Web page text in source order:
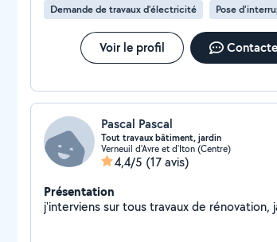
Demande de travaux d’électricité Pose
Voir le profil
Pascal Pascal
Tout travaux bâtiment, jardin
Verneuil d'Avre et d'Iton (Centre)
4,4/5 (17 avis)
Présentation
j'interviens sur tous travaux de rénovation,